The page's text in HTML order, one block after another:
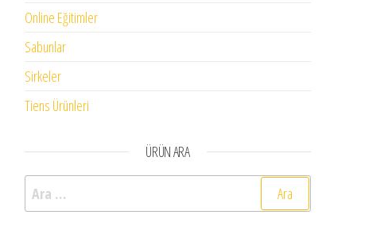
Online Eğitimler
Sabunlar
Sirkeler
Tiens Ürünleri
ÜRÜN ARA
Arama: